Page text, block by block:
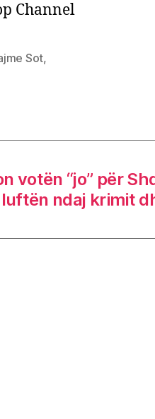
Channel
Sot,
votën “jo” për
ndaj krimit